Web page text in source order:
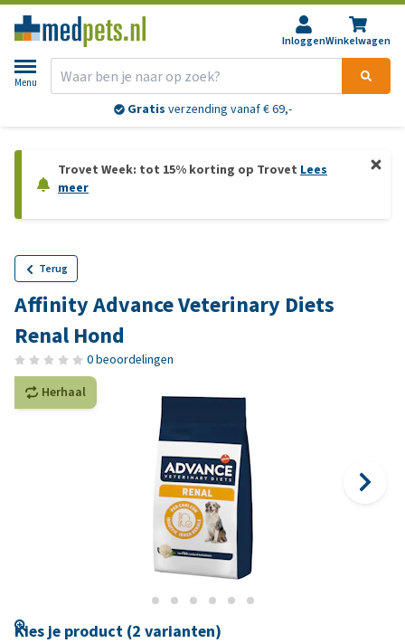
InloggenWinkelwagen
Menu
Gratis verzending vanaf € 69,-
Trovet Week: tot 15% korting op Trovet Lees
meer
Terug
Affinity Advance Veterinary Diets
Renal Hond
0 beoordelingen
Herhaal
Kies je product (2 varianten)